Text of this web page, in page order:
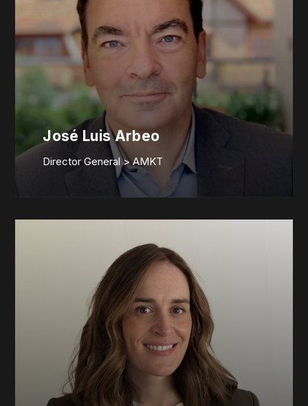
José Luis Arbeo
Director General > AMKT